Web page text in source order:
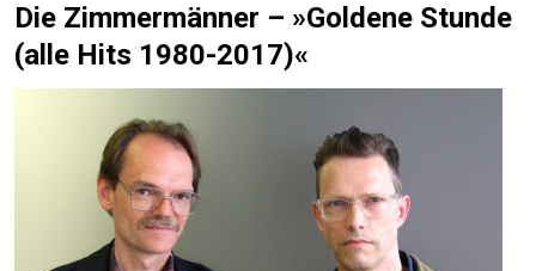
Die Zimmermänner – »Goldene Stunde
(alle Hits 1980-2017)«